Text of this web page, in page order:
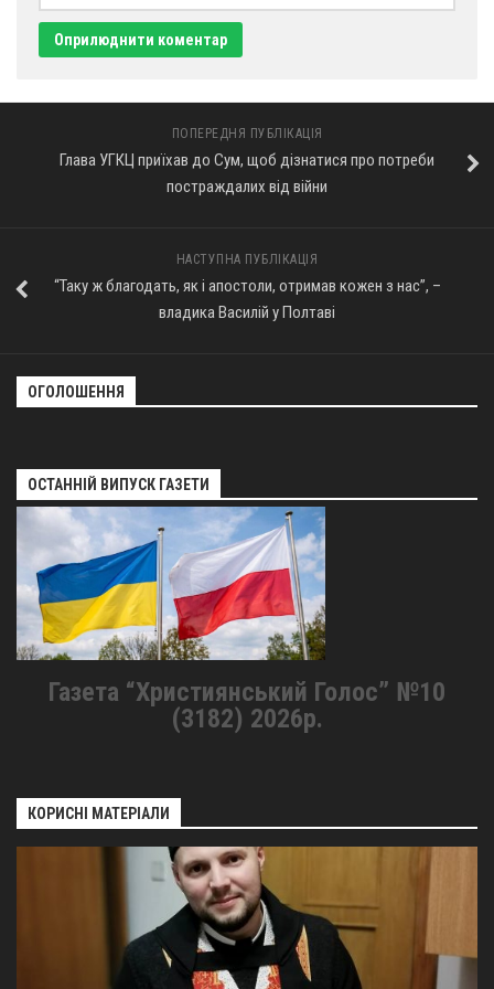
Оголошення
ПОПЕРЕДНЯ ПУБЛІКАЦІЯ
Глава УГКЦ приїхав до Сум, щоб дізнатися про потреби
постраждалих від війни
НАСТУПНА ПУБЛІКАЦІЯ
“Таку ж благодать, як і апостоли, отримав кожен з нас”, –
владика Василій у Полтаві
ОГОЛОШЕННЯ
ОСТАННІЙ ВИПУСК ГАЗЕТИ
Газета “Християнський Голос” №10
(3182) 2026р.
КОРИСНІ МАТЕРІАЛИ